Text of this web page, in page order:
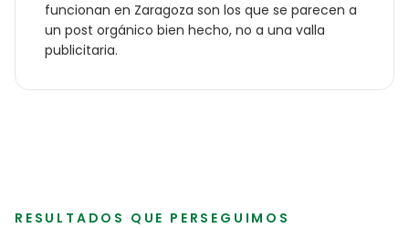
funcionan en Zaragoza son los que se parecen a
un post orgánico bien hecho, no a una valla
publicitaria.
RESULTADOS QUE PERSEGUIMOS